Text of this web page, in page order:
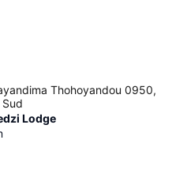
Thohoyandou 0950,
Lodge